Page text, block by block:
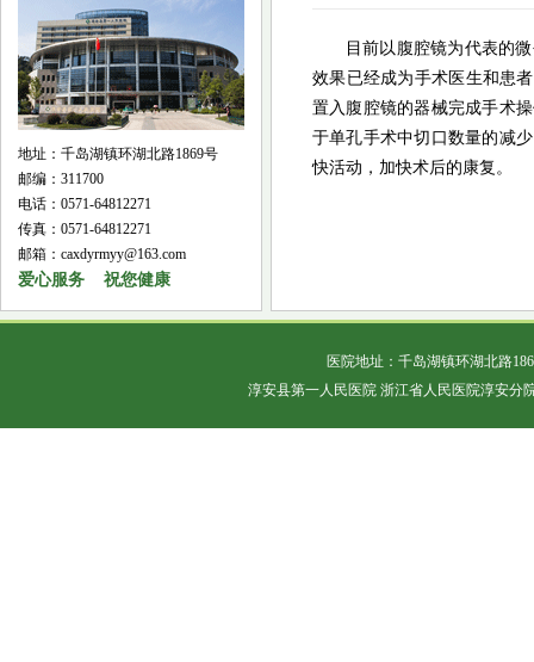
地址：千岛湖镇环湖北路1869号
邮编：311700
电话：0571-64812271
传真：0571-64812271
邮箱：caxdyrmyy@163.com
爱心服务 祝您健康
目前以腹腔镜为代表的
效果已经成为手术医生和患
置入腹腔镜的器械完成手术
于单孔手术中切口数量的减
快活动，加快术后的康复。
医院地址：千岛湖镇环湖北路
淳安县第一人民医院 浙江省人民医院淳安分